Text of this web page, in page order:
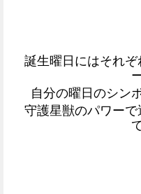
誕生曜日にはそれ
自分の曜日のシン
守護星獣のパワー